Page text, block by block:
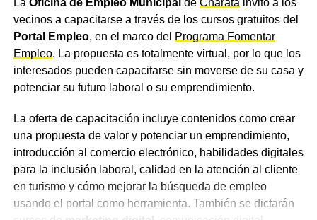
Confirmación de la dirección
del colegio
La directora de laEscuela Agropecuariade Charata,
este año de la Estudiantina Municipal. Aranda aclaró que
el comunicado difundido fue elaborado por los propios
alumnos y que la institución notificó formalmente al
Municipiosobre la decisión adoptada.
Desde la institución pidieron que la determinación sea
La Oficina de Empleo Municipal de Charata invitó a los
vecinos a capacitarse a través de los cursos gratuitos del
Portal Empleo, en el marco del Programa Fomentar
Empleo. La propuesta es totalmente virtual, por lo que los
interesados pueden capacitarse sin moverse de su casa y
potenciar su futuro laboral o su emprendimiento.
La oferta de capacitación incluye contenidos como crear
una propuesta de valor y potenciar un emprendimiento,
introducción al comercio electrónico, habilidades digitales
para la inclusión laboral, calidad en la atención al cliente
en turismo y cómo mejorar la búsqueda de empleo
usando el portal como herramienta. También se dictarán